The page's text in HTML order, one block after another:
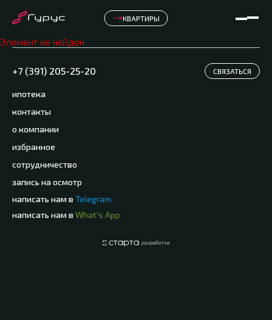
КВАРТИРЫ
Элемент не найден
+7 (391) 205-25-20 СВЯЗАТЬСЯ
ипотека
контакты
о компании
избранное
сотрудничество
запись на осмотр
написать нам в Telegram
написать нам в What's App